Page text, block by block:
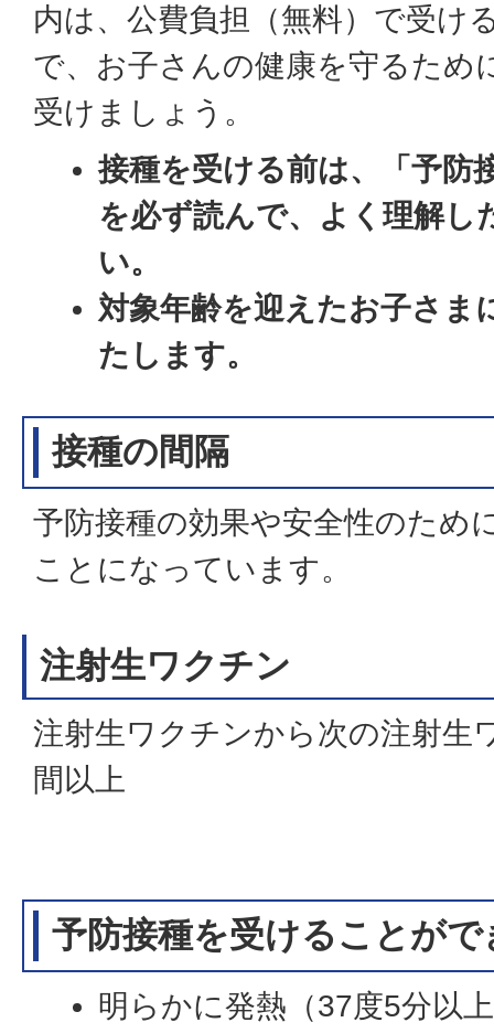
内は、公費負担（無料）で受け
で、お子さんの健康を守るため
受けましょう。
接種を受ける前は、「予防
を必ず読んで、よく理解し
い。
対象年齢を迎えたお子さま
たします。
接種の間隔
予防接種の効果や安全性のため
ことになっています。
注射生ワクチン
注射生ワクチンから次の注射生
間以上
予防接種を受けることがで
明らかに発熱（37度5分以